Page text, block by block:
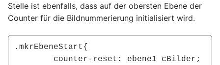
Stelle ist ebenfalls, dass auf der obersten Ebene der
Counter für die Bildnummerierung initialisiert wird.
.mkrEbeneStart{